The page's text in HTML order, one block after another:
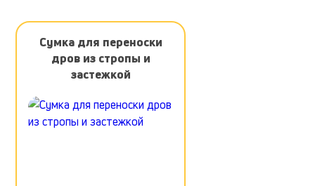
Сумка для переноски
дров из стропы и
застежкой